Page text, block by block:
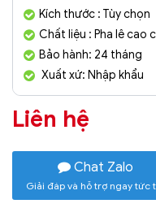
Kích thước : Tùy chọn
Chất liệu : Pha lê cao
Bảo hành: 24 tháng
Xuất xứ: Nhập khẩu
Liên hệ
Chat Zalo
Giải đáp và hỗ trợ ngay tức